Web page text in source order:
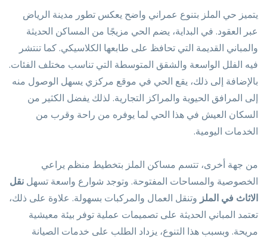
يتميز حي الملز بتنوع عمراني واضح يعكس تطور مدينة الرياض
عبر العقود. في البداية، يضم الحي مزيجًا من المساكن الحديثة
والمباني القديمة التي تحافظ على طابعها الكلاسيكي. كما تنتشر
فيه الفلل الواسعة والشقق المتوسطة التي تناسب مختلف الفئات.
بالإضافة إلى ذلك، يقع الحي في موقع مركزي يسهل الوصول منه
إلى المرافق الحيوية والمراكز التجارية. لذلك يفضل الكثير من
السكان العيش في هذا الحي لما يوفره من راحة وقرب من
الخدمات اليومية.
من جهة أخرى، تتسم مساكن الملز بتخطيط منظم يراعي
الخصوصية والمساحات المفتوحة. وتوجد شوارع واسعة تسهل نقل
الاثاث في الملز وتنقل العمال والمركبات بسهولة. علاوة على ذلك،
تعتمد المباني الحديثة على تصميمات عملية توفر بيئة معيشية
مريحة. وبسبب هذا التنوع، يزداد الطلب على خدمات الصيانة